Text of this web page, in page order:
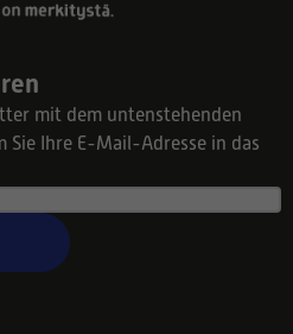
mit dem untenstehenden
Sie Ihre E-Mail-Adresse in das